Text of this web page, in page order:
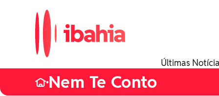
Últimas
•Nem Te Conto